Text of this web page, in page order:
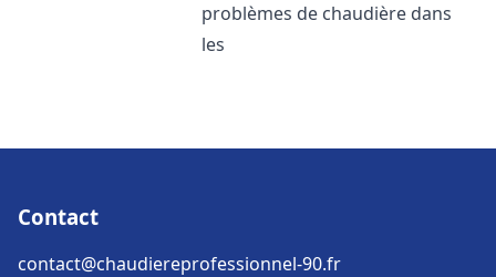
problèmes de chaudière dans
les
Contact
contact@chaudiereprofessionnel-90.fr